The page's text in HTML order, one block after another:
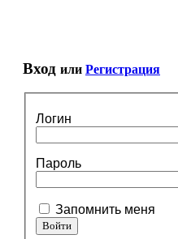
Вход или Регистрация
Логин
Пароль
Запомнить меня